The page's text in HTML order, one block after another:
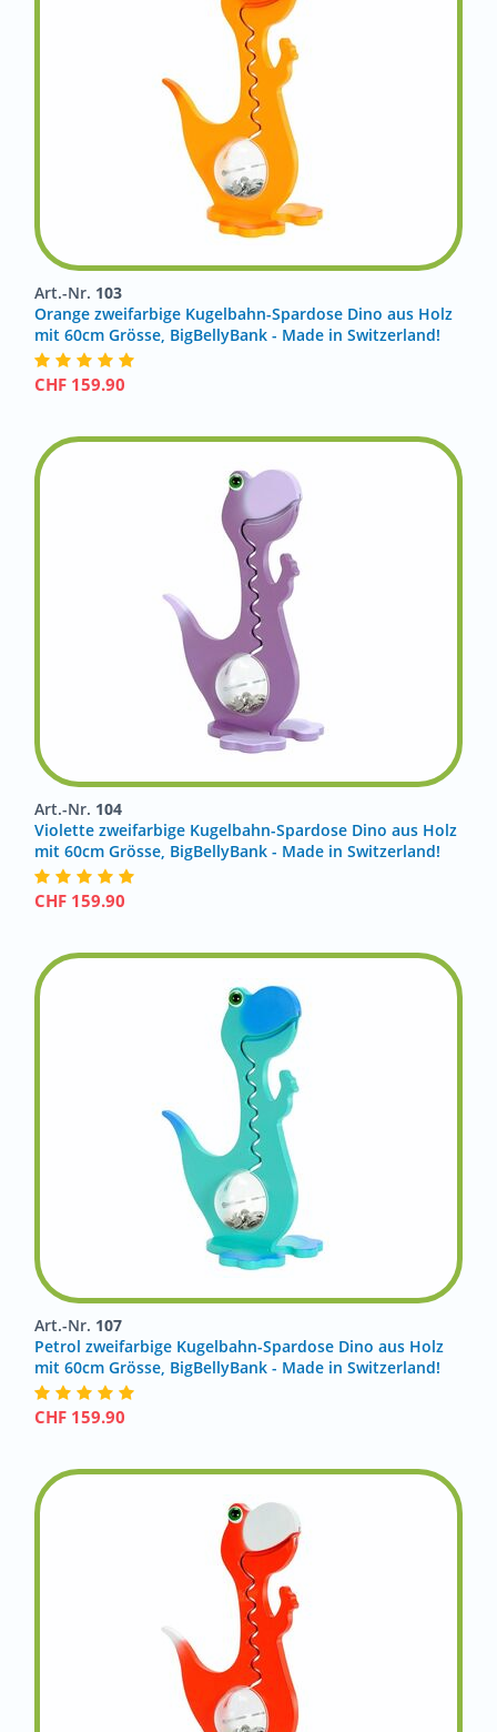
Art.-Nr. 103
Orange zweifarbige Kugelbahn-Spardose Dino aus Holz
mit 60cm Grösse, BigBellyBank - Made in Switzerland!
CHF 159.90
Art.-Nr. 104
Violette zweifarbige Kugelbahn-Spardose Dino aus Holz
mit 60cm Grösse, BigBellyBank - Made in Switzerland!
CHF 159.90
Art.-Nr. 107
Petrol zweifarbige Kugelbahn-Spardose Dino aus Holz
mit 60cm Grösse, BigBellyBank - Made in Switzerland!
CHF 159.90